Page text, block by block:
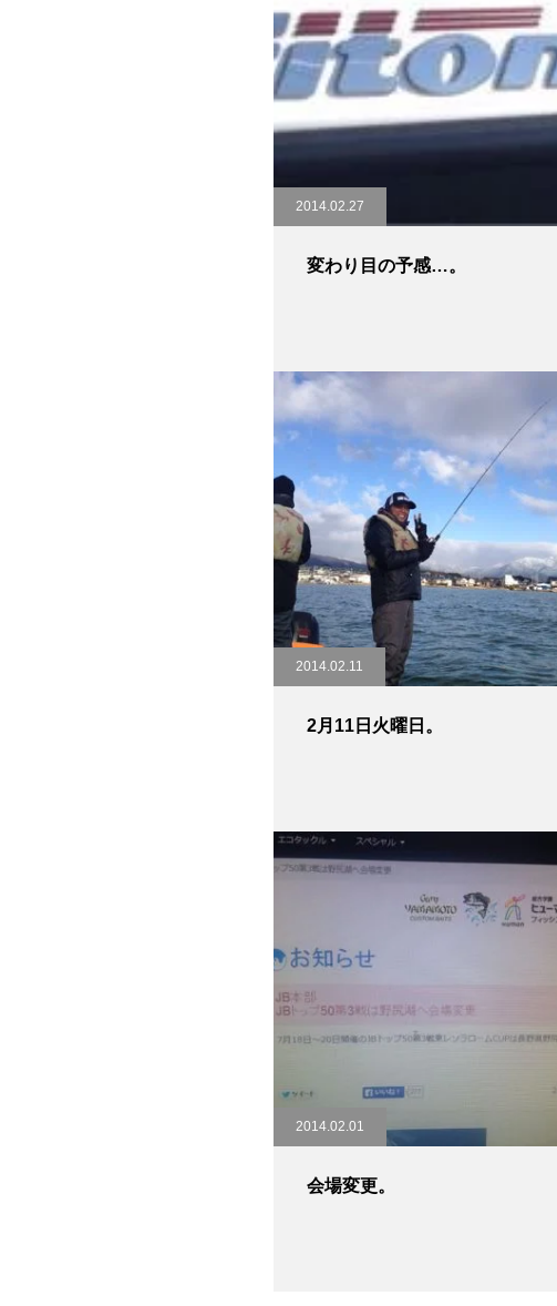
2014.02.27
変わり目の予感…。
2014.02.11
2月11日火曜日。
2014.02.01
会場変更。